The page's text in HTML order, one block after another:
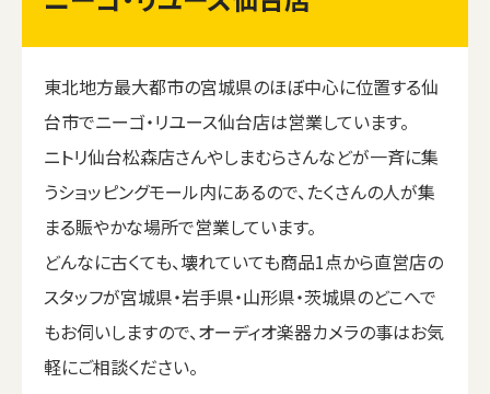
東北地方最大都市の宮城県のほぼ中心に位置する仙
台市でニーゴ・リユース仙台店は営業しています。
ニトリ仙台松森店さんやしまむらさんなどが一斉に集
うショッピングモール内にあるので、たくさんの人が集
まる賑やかな場所で営業しています。
どんなに古くても、壊れていても商品1点から直営店の
スタッフが宮城県・岩手県・山形県・茨城県のどこへで
もお伺いしますので、オーディオ楽器カメラの事はお気
軽にご相談ください。